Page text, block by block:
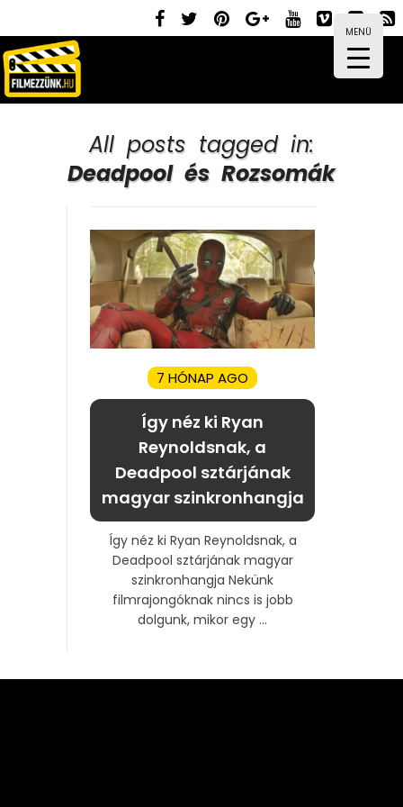
MENÜ
All posts tagged in:
Deadpool és Rozsomák
7 HÓNAP AGO
Így néz ki Ryan
Reynoldsnak, a
Deadpool sztárjának
magyar szinkronhangja
Így néz ki Ryan Reynoldsnak, a
Deadpool sztárjának magyar
szinkronhangja Nekünk
filmrajongóknak nincs is jobb
dolgunk, mikor egy ...